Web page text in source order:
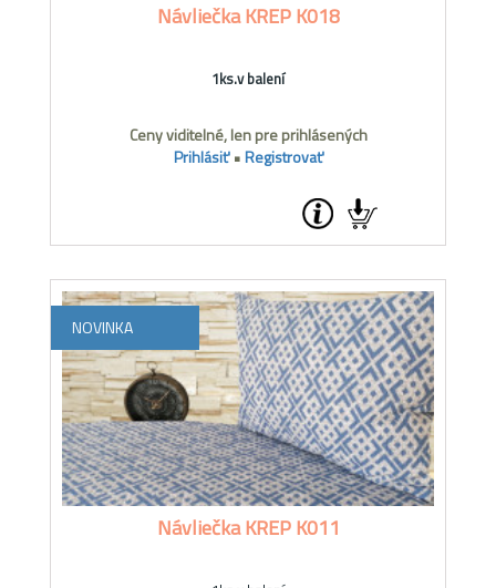
Návliečka KREP K018
1ks.v balení
Ceny viditelné, len pre prihlásených
Prihlásiť•Registrovať
NOVINKA
Návliečka KREP K011